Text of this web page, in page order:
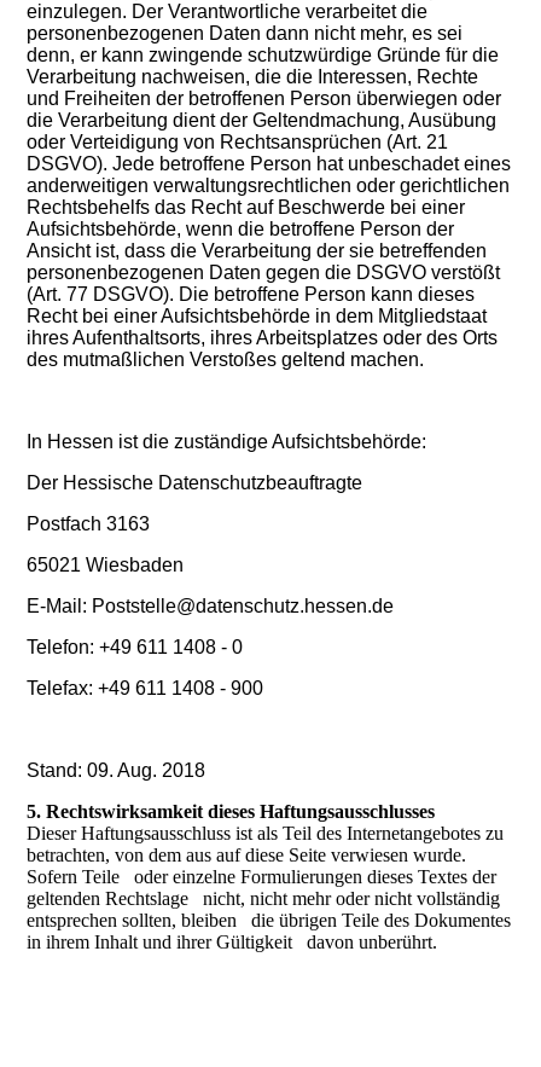
einzulegen. Der Verantwortliche verarbeitet die
personenbezogenen Daten dann nicht mehr, es sei
denn, er kann zwingende schutzwürdige Gründe für die
Verarbeitung nachweisen, die die Interessen, Rechte
und Freiheiten der betroffenen Person überwiegen oder
die Verarbeitung dient der Geltendmachung, Ausübung
oder Verteidigung von Rechtsansprüchen (Art. 21
DSGVO). Jede betroffene Person hat unbeschadet eines
anderweitigen verwaltungsrechtlichen oder gerichtlichen
Rechtsbehelfs das Recht auf Beschwerde bei einer
Aufsichtsbehörde, wenn die betroffene Person der
Ansicht ist, dass die Verarbeitung der sie betreffenden
personenbezogenen Daten gegen die DSGVO verstößt
(Art. 77 DSGVO). Die betroffene Person kann dieses
Recht bei einer Aufsichtsbehörde in dem Mitgliedstaat
ihres Aufenthaltsorts, ihres Arbeitsplatzes oder des Orts
des mutmaßlichen Verstoßes geltend machen.
In Hessen ist die zuständige Aufsichtsbehörde:
Der Hessische Datenschutzbeauftragte
Postfach 3163
65021 Wiesbaden
E-Mail: Poststelle@datenschutz.hessen.de
Telefon: +49 611 1408- 0
Telefax: +49 611 1408 - 900
Stand: 09. Aug. 2018
5. Rechtswirksamkeit dieses Haftungsausschlusses
Dieser Haftungsausschluss ist als Teil des Internetangebotes zu
betrachten, von dem aus auf diese Seite verwiesen wurde.
Sofern Teile oder einzelne Formulierungen dieses Textes der
geltenden Rechtslage nicht, nicht mehr oder nicht vollständig
entsprechen sollten, bleiben die übrigen Teile des Dokumentes
in ihrem Inhalt und ihrer Gültigkeit davon unberührt.